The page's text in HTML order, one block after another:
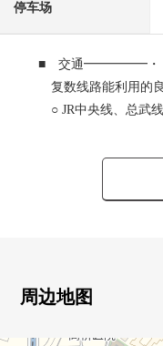
停车场
■ 交通━━━━━・
复数线路能利用的
○ JR中央线、总武
0 东京地铁线丸之内
■ 推荐焦点
《土地》
0 第一类中的高层住
周边地图